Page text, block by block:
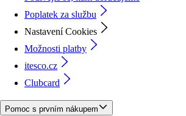
Poplatek za službu
Nastavení Cookies
Možnosti platby
itesco.cz
Clubcard
Pomoc s prvním nákupem